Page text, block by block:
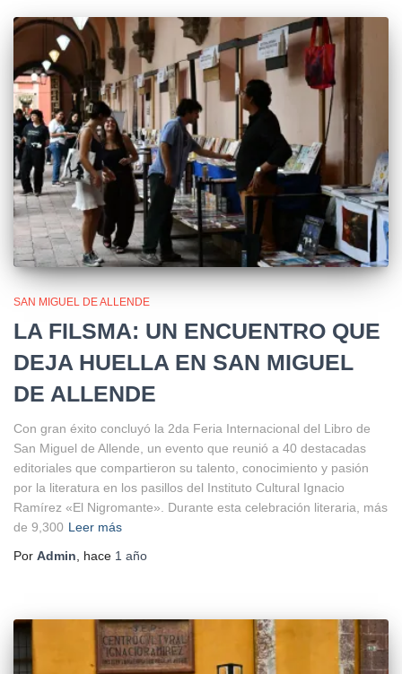
SAN MIGUEL DE ALLENDE
LA FILSMA: UN ENCUENTRO QUE
DEJA HUELLA EN SAN MIGUEL
DE ALLENDE
Con gran éxito concluyó la 2da Feria Internacional del Libro de
San Miguel de Allende, un evento que reunió a 40 destacadas
editoriales que compartieron su talento, conocimiento y pasión
por la literatura en los pasillos del Instituto Cultural Ignacio
Ramírez «El Nigromante». Durante esta celebración literaria, más
de 9,300 Leer más
Por Admin , hace 1 año